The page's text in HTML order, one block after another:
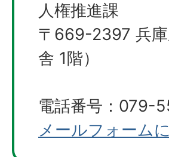
人権推進課
〒669-2397 兵
舎 1階）
電話番号：079-
メールフォーム